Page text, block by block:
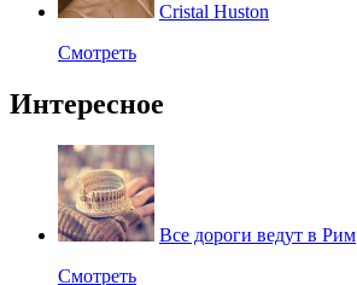
Cristal Huston
Смотреть
Интересное
Все дороги ведут в Рим
Смотреть